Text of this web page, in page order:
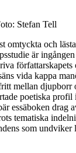
Stefan Tell
omtyckta och
är
vida kappa
mellan djupborr
poetiska profil
essäboken drag
tematiska
som